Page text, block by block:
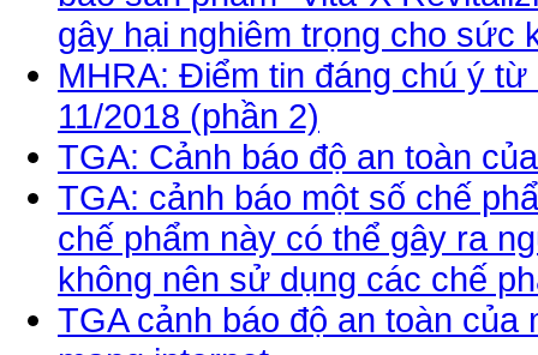
gây hại nghiêm trọng cho sức
MHRA: Điểm tin đáng chú ý
11/2018 (phần 2)
TGA: Cảnh báo độ an toàn
TGA: cảnh báo một số chế
chế phẩm này có thể gây ra
không nên sử dụng các chế
TGA cảnh báo độ an toàn